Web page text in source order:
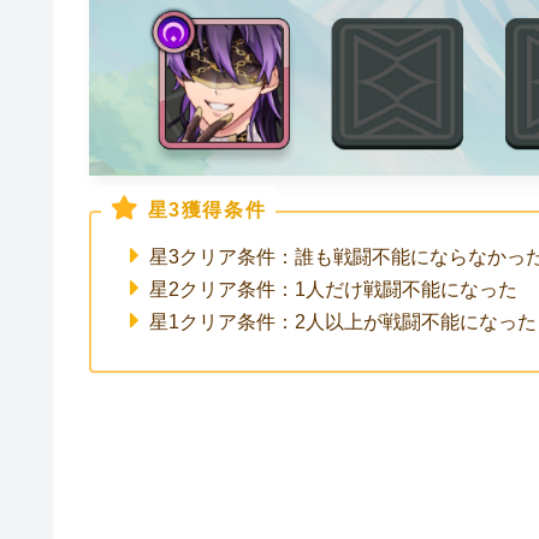
星3獲得条件
星3クリア条件：誰も戦闘不能にならなかっ
星2クリア条件：1人だけ戦闘不能になった
星1クリア条件：2人以上が戦闘不能になった